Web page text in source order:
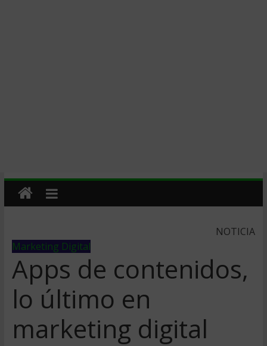
NOTICIA
Marketing Digital
Apps de contenidos,
lo último en
marketing digital